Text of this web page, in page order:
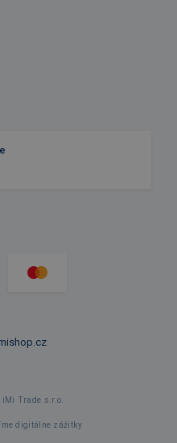
Trade s.r.o.
digitálne zážitky